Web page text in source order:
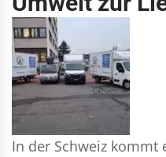
In der Schweiz kommt